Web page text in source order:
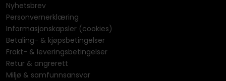
Nyhetsbrev
Personvernerklæring
Informasjonskapsler (cookies)
Betaling- & kjøpsbetingelser
Frakt- & leveringsbetingelser
Retur & angrerett
Miljø & samfunnsansvar